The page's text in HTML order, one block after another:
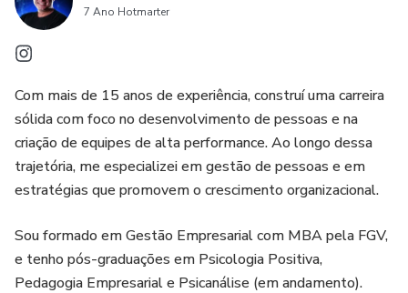
7 Ano Hotmarter
Com mais de 15 anos de experiência, construí uma carreira
sólida com foco no desenvolvimento de pessoas e na
criação de equipes de alta performance. Ao longo dessa
trajetória, me especializei em gestão de pessoas e em
estratégias que promovem o crescimento organizacional.
Sou formado em Gestão Empresarial com MBA pela FGV,
e tenho pós-graduações em Psicologia Positiva,
Pedagogia Empresarial e Psicanálise (em andamento).